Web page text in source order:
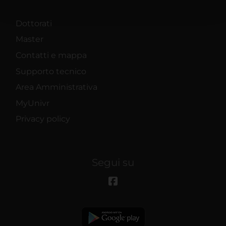
raccolto dal tuo utilizzo dei loro servizi.
Dottorati
Master
Contatti e mappa
Supporto tecnico
Area Amministrativa
MyUnivr
Privacy policy
Segui su